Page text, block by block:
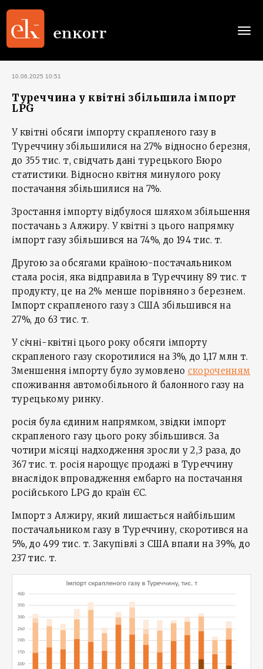
10.06.2025 10:51
Туреччина у квітні збільшила імпорт
LPG
У квітні обсяги імпорту скрапленого газу в
Туреччину збільшилися на 27% відносно березня,
до 355 тис. т, свідчать дані турецького Бюро
статистики. Відносно квітня минулого року
постачання збільшилися на 7%.
Зростання імпорту відбулося шляхом збільшення
постачань з Алжиру. У квітні з цього напрямку
імпорт газу збільшився на 74%, до 194 тис. т.
Другою за обсягами країною-постачальником
стала росія, яка відправила в Туреччину 89 тис. т
продукту, це на 2% менше порівняно з березнем.
Імпорт скрапленого газу з США збільшився на
27%, до 63 тис. т.
У січні-квітні цього року обсяги імпорту
скрапленого газу скоротилися на 3%, до 1,17 млн т.
Зменшення імпорту було зумовлено скороченням
споживання автомобільного й балонного газу на
турецькому ринку.
росія була єдиним напрямком, звідки імпорт
скрапленого газу цього року збільшився. За
чотири місяці надходження зросли у 2,3 раза, до
367 тис. т. росія нарощує продажі в Туреччину
внаслідок впровадження ембарго на постачання
російського LPG до країн ЄС.
Імпорт з Алжиру, який лишається найбільшим
постачальником газу в Туреччину, скоротився на
5%, до 499 тис. т. Закупівлі з США впали на 39%, до
237 тис. т.